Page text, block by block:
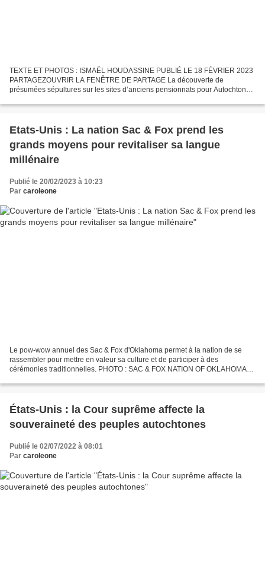
TEXTE ET PHOTOS : ISMAËL HOUDASSINE PUBLIÉ LE 18 FÉVRIER 2023
PARTAGEZOUVRIR LA FENÊTRE DE PARTAGE La découverte de
présumées sépultures sur les sites d’anciens pensionnats pour Autochtones
Etats-Unis : La nation Sac & Fox prend les
grands moyens pour revitaliser sa langue
millénaire
Publié le 20/02/2023 à 10:23
Par caroleone
Le pow-wow annuel des Sac & Fox d'Oklahoma permet à la nation de se
rassembler pour mettre en valeur sa culture et de participer à des
cérémonies traditionnelles. PHOTO : SAC & FOX NATION OF OKLAHOMA
États-Unis : la Cour suprême affecte la
souveraineté des peuples autochtones
Publié le 02/07/2022 à 08:01
Par caroleone